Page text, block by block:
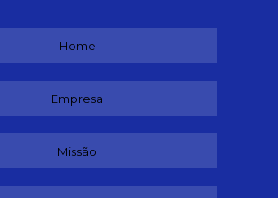
Home
Empresa
Missão